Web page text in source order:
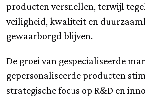
producten versnellen, terwijl
veiligheid, kwaliteit en
gewaarborgd blijven.
De groei van gespecialiseerde
gepersonaliseerde producten
strategische focus op R&D en